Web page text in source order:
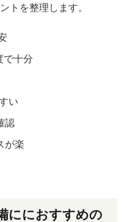
トを整理します。
で十分
い
認
が楽
ににおすすめの